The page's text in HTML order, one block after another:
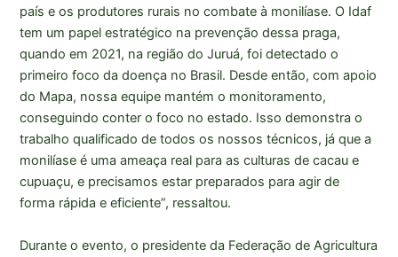
país e os produtores rurais no combate à monilíase. O Idaf
tem um papel estratégico na prevenção dessa praga,
quando em 2021, na região do Juruá, foi detectado o
primeiro foco da doença no Brasil. Desde então, com apoio
do Mapa, nossa equipe mantém o monitoramento,
conseguindo conter o foco no estado. Isso demonstra o
trabalho qualificado de todos os nossos técnicos, já que a
monilíase é uma ameaça real para as culturas de cacau e
cupuaçu, e precisamos estar preparados para agir de
forma rápida e eficiente”, ressaltou.
Durante o evento, o presidente da Federação de Agricultura